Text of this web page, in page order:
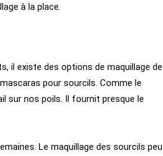
à la place.
il existe des options de maquillage
pour sourcils. Comme le
sur nos poils. Il fournit presque le
Le maquillage des sourcils